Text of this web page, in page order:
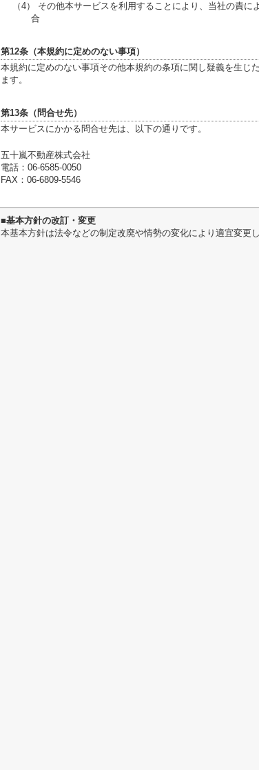
（4） その他本サービスを利用することにより、当社の責
合
第12条（本規約に定めのない事項）
本規約に定めのない事項その他本規約の条項に関し疑義を生じ
ます。
第13条（問合せ先）
本サービスにかかる問合せ先は、以下の通りです。
五十嵐不動産株式会社
電話：06-6585-0050
FAX：06-6809-5546
■基本方針の改訂・変更
本基本方針は法令などの制定改廃や情勢の変化により適宜変更し